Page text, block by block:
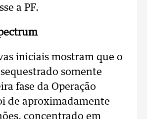
a PF.
iniciais mostram que o
somente
fase da Operação
de aproximadamente
concentrado em